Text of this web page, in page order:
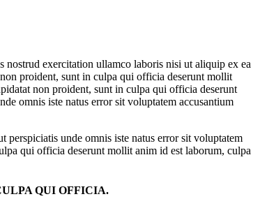
exercitation ullamco laboris nisi ut aliquip ex ea
proident, sunt in culpa qui officia deserunt mollit
non proident, sunt in culpa qui officia deserunt
omnis iste natus error sit voluptatem accusantium
unde omnis iste natus error sit voluptatem
qui officia deserunt mollit anim id est laborum, culpa
QUI OFFICIA.